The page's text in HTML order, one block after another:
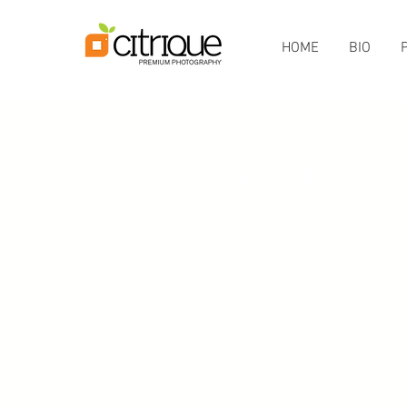
HOME BIO